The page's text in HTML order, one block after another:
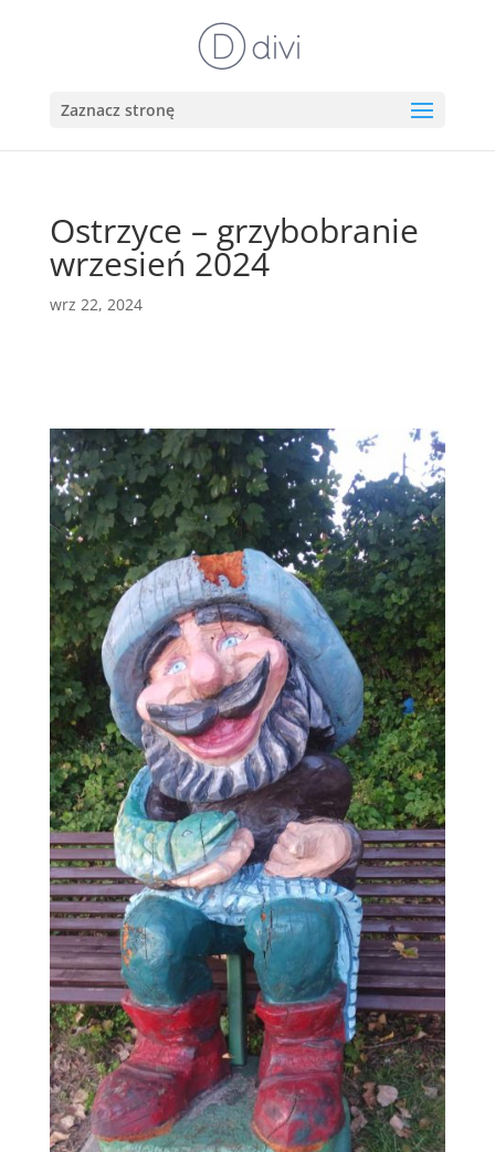
Zaznacz stronę
Ostrzyce – grzybobranie
wrzesień 2024
wrz 22, 2024